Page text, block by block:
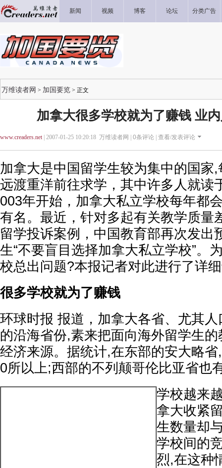
新闻 视频 博客 论坛 分类广告
万维读者网 > 加国要览 > 正文
加拿大很多学校就为了赚钱 业
www.creaders.net| 2007-01-25 10:20:18 万维读者网 | 0条评论 | 查看/发表评论
加拿大是中国留学生较为集中的国家
远渡重洋前往求学，其中许多人就读
003年开始，加拿大私立学校每年都
有名。最近，针对多起有关教学质量
留学投诉案例，中国教育部再次发出
生“不要盲目选择加拿大私立学校”。
校总出问题?本报记者对此进行了详
很多学校就为了赚钱
环球时报 报道，加拿大各省、尤其
的沿海省份,素来把面向海外留学生
经济来源。据统计,在东部的安大略
0所以上;西部的不列颠哥伦比亚省也
学校越来
拿大收紧
生数量却
学校间的
烈,在这种